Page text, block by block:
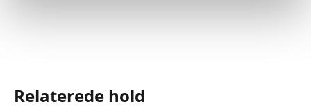
Relaterede hold